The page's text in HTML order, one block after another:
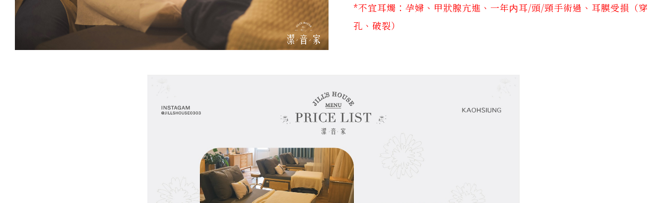
*不宜耳燭：孕婦、甲狀腺亢進、一年内耳/頭/頸手術過、耳膜受損（穿
孔、破裂）